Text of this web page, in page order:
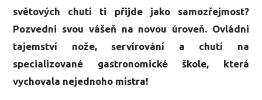
světových chutí ti přijde jako samozřejmost?
Pozvedni svou vášeň na novou úroveň. Ovládni
tajemství nože, servírování a chutí na
specializované gastronomické škole, která
vychovala nejednoho mistra!